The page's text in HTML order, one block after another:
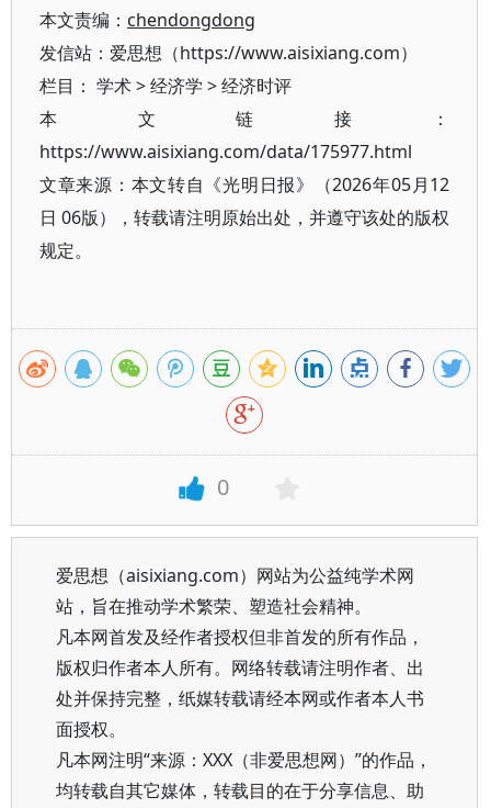
本文责编： chendongdong
发信站：爱思想（https://www.aisixiang.com）
栏目： 学术>经济学 >经济时评
本文链接：
https://www.aisixiang.com/data/175977.html
文章来源：本文转自《光明日报》（2026年05月12
日 06版），转载请注明原始出处，并遵守该处的版权
规定。
0
爱思想（aisixiang.com）网站为公益纯学术网
站，旨在推动学术繁荣、塑造社会精神。
凡本网首发及经作者授权但非首发的所有作品，
版权归作者本人所有。网络转载请注明作者、出
处并保持完整，纸媒转载请经本网或作者本人书
面授权。
凡本网注明“来源：XXX（非爱思想网）”的作品，
均转载自其它媒体，转载目的在于分享信息、助